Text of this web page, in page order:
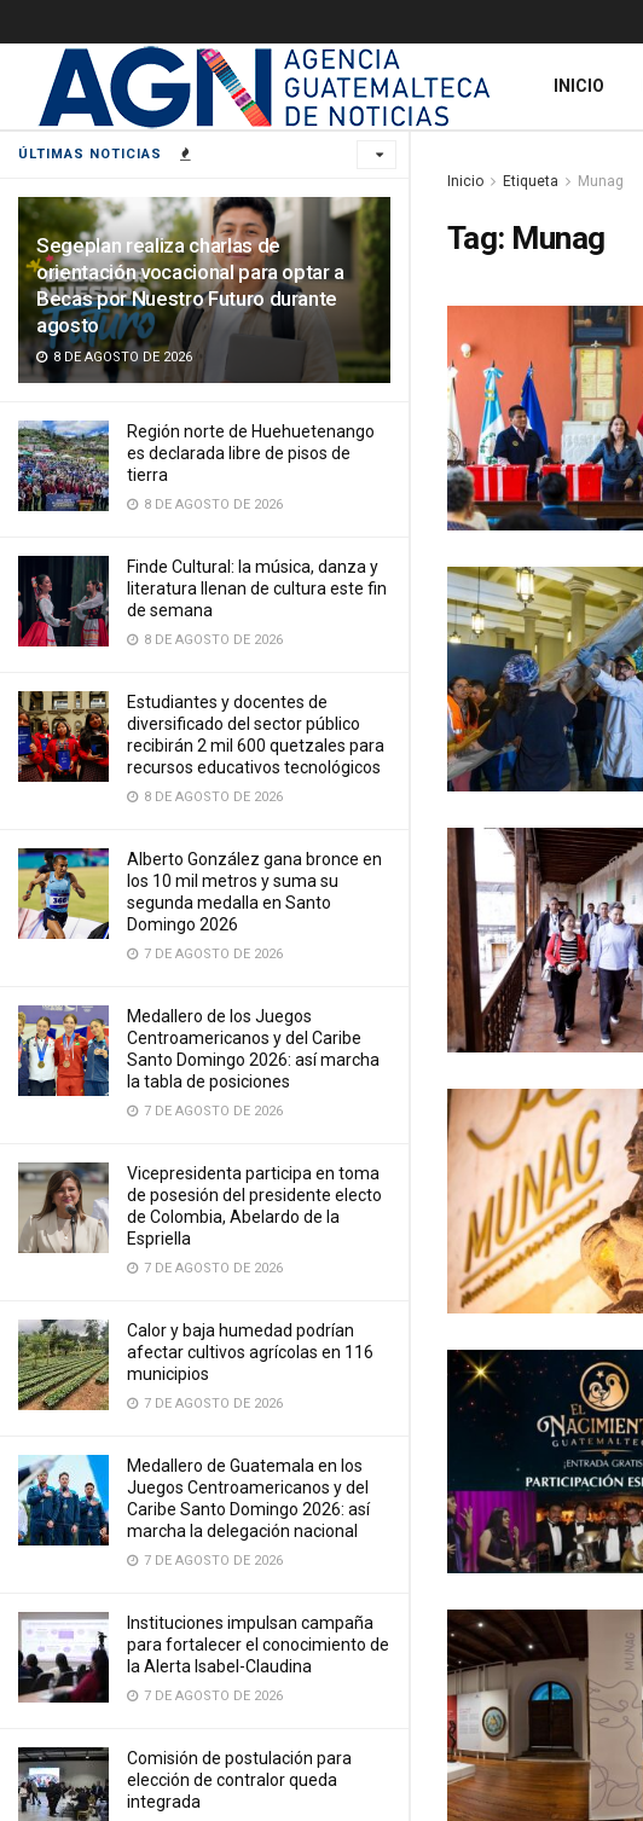
ÚLTIMAS NOTICIAS
Segeplan realiza charlas de
orientación vocacional para optar a
Becas por Nuestro Futuro durante
agosto
8 DE AGOSTO DE 2026
Región norte de Huehuetenango
es declarada libre de pisos de
tierra
8 DE AGOSTO DE 2026
Finde Cultural: la música, danza y
literatura llenan de cultura este fin
de semana
8 DE AGOSTO DE 2026
Estudiantes y docentes de
diversificado del sector público
recibirán 2 mil 600 quetzales para
recursos educativos tecnológicos
8 DE AGOSTO DE 2026
Alberto González gana bronce en
los 10 mil metros y suma su
segunda medalla en Santo
Domingo 2026
7 DE AGOSTO DE 2026
Medallero de los Juegos
Centroamericanos y del Caribe
Santo Domingo 2026: así marcha
la tabla de posiciones
7 DE AGOSTO DE 2026
Vicepresidenta participa en toma
de posesión del presidente electo
de Colombia, Abelardo de la
Espriella
7 DE AGOSTO DE 2026
Calor y baja humedad podrían
afectar cultivos agrícolas en 116
municipios
7 DE AGOSTO DE 2026
Medallero de Guatemala en los
Juegos Centroamericanos y del
Caribe Santo Domingo 2026: así
marcha la delegación nacional
7 DE AGOSTO DE 2026
Instituciones impulsan campaña
para fortalecer el conocimiento de
la Alerta Isabel-Claudina
7 DE AGOSTO DE 2026
Comisión de postulación para
elección de contralor queda
integrada
INICIO
Inicio Etiqueta Munag
Tag: Munag